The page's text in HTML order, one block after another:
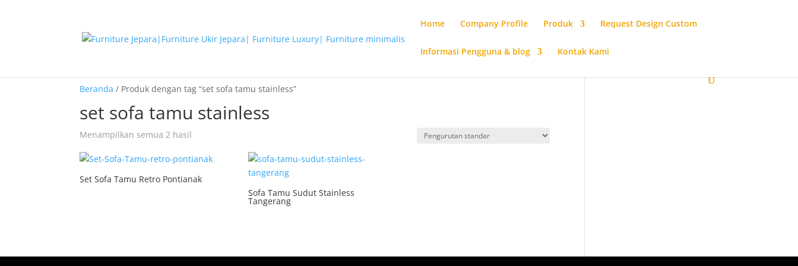
Home Company Profile Produk Request Design Custom
Informasi Pengguna & blog Kontak Kami
Beranda / Produk dengan tag “set sofa tamu stainless”
set sofa tamu stainless
Menampilkan semua 2 hasil
Set Sofa Tamu Retro Pontianak
Sofa Tamu Sudut Stainless
Tangerang